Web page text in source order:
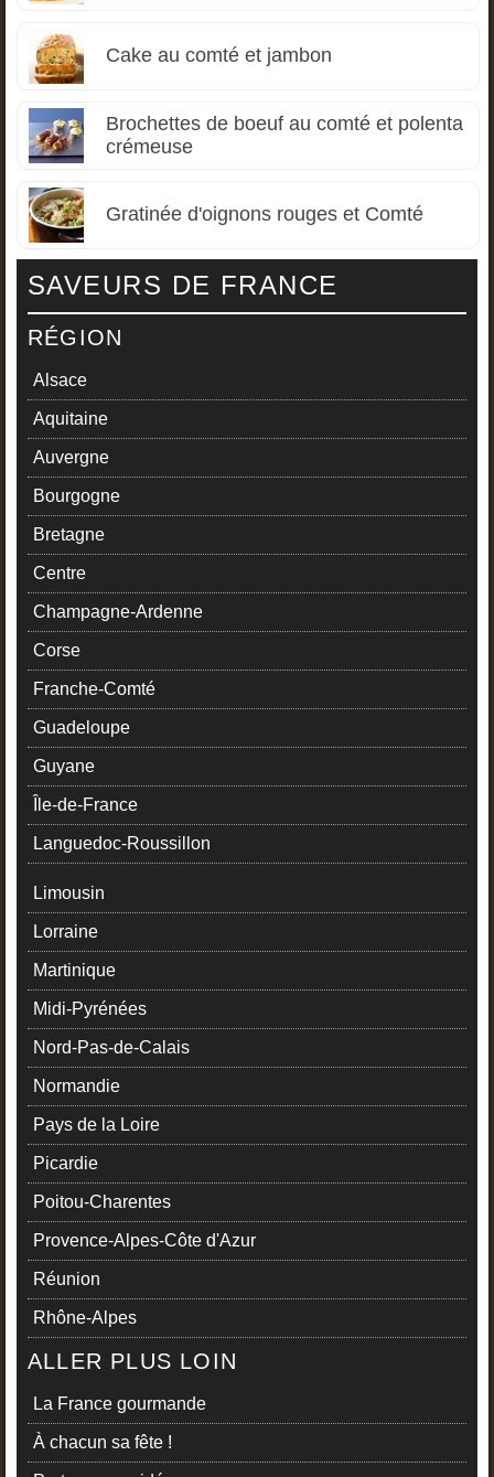
Cake au comté et jambon
Brochettes de boeuf au comté et polenta
crémeuse
Gratinée d'oignons rouges et Comté
SAVEURS DE FRANCE
RÉGION
Alsace
Aquitaine
Auvergne
Bourgogne
Bretagne
Centre
Champagne-Ardenne
Corse
Franche-Comté
Guadeloupe
Guyane
Île-de-France
Languedoc-Roussillon
Limousin
Lorraine
Martinique
Midi-Pyrénées
Nord-Pas-de-Calais
Normandie
Pays de la Loire
Picardie
Poitou-Charentes
Provence-Alpes-Côte d'Azur
Réunion
Rhône-Alpes
ALLER PLUS LOIN
La France gourmande
À chacun sa fête !